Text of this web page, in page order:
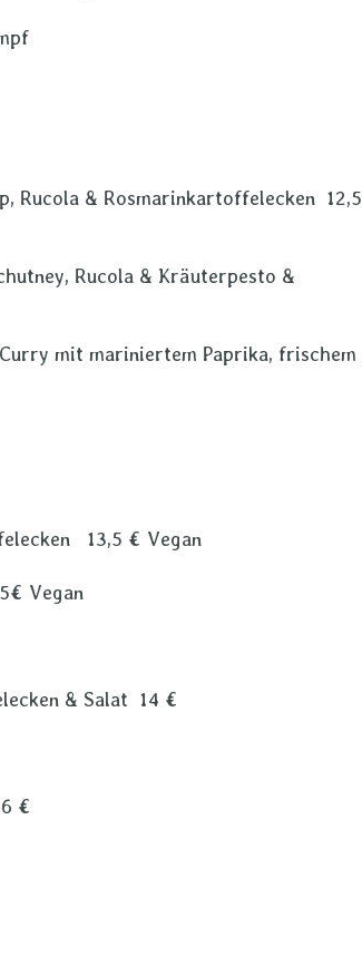
Rucola & Rosmarinkartoffelecken 12,5
Rucola & Kräuterpesto &
mit mariniertem Paprika, frischem
13,5 € Vegan
Vegan
& Salat 14 €
€